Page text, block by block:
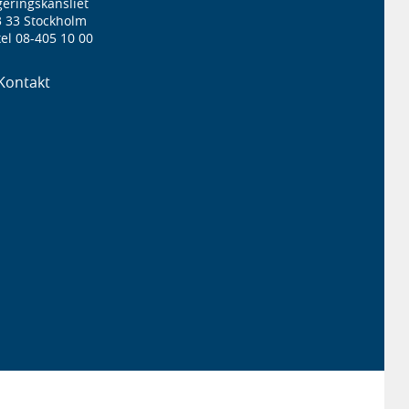
33 Stockholm
08-405 10 00